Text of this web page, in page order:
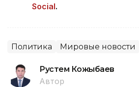
Social.
Политика Мировые новости
Рустем Кожыбаев
Автор